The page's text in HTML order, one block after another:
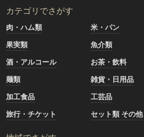
カテゴリでさがす
肉・ハム類 米・パン
果実類
魚介類
酒・アルコール
お茶・飲料
麺類
雑貨・日用品
加工食品
工芸品
旅行・チケット
セット類 その他